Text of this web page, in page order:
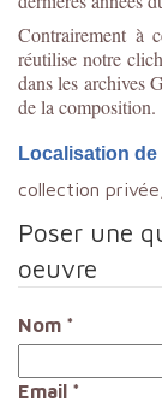
Contrairement à
réutilise notre
dans les archives
de la composition.
Localisation
collection
Poser une
oeuvre
Nom *
Email *